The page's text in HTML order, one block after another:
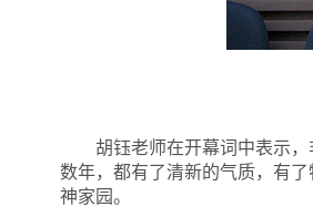
胡钰老师在开幕词中表示
数年，都有了清新的气质，有
神家园。